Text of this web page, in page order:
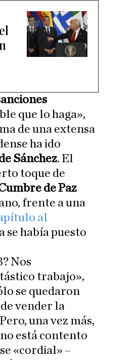
que lo haga»,
de una extensa
ha ido
Sánchez. El
toque de
de Paz
frente a una
al
se había puesto
Nos
trabajo»,
se quedaron
vender la
una vez más,
está contento
«cordial» –